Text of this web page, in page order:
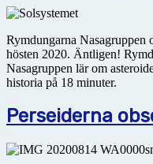
Rymdungarna Nasagruppen
hösten 2020. Äntligen!
Nasagruppen lär om
historia på 18 minuter.
Perseiderna